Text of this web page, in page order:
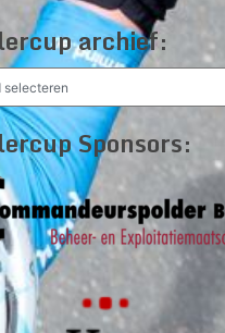
archief:
Sponsors: